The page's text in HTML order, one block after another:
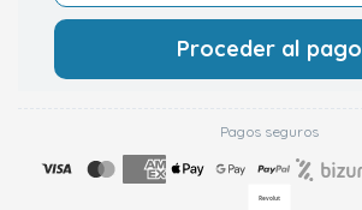
Proceder al pago
Pagos seguros